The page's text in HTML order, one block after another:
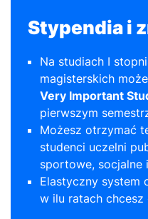
Stypendia i
Na studiach I
magisterskich
Very Important
pierwszym
Możesz otrzymać
studenci uczelni
sportowe, socjalne
Elastyczny system
w ilu ratach chcesz